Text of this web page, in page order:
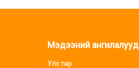
Мэдээний ангилалууд
Улс төр